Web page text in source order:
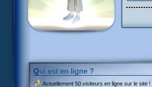
Qui est en ligne ?
Actuellement 50 visiteurs en ligne sur le site !